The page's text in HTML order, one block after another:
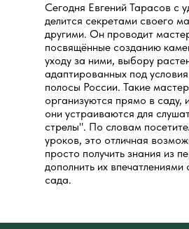
Сегодня Евгений Тарасов с
делится секретами своего
другими. Он проводит
посвящённые созданию
уходу за ними, выбору
адаптированных под
полосы России. Такие
организуются прямо в саду,
они устраиваются для
стрелы". По словам
уроков, это отличная
просто получить знания из
дополнить их впечатлениями
сада.